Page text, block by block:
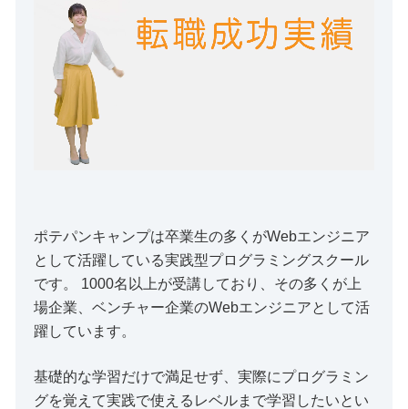
ポテパンキャンプは卒業生の多くがWebエンジニア
として活躍している実践型プログラミングスクール
です。 1000名以上が受講しており、その多くが上
場企業、ベンチャー企業のWebエンジニアとして活
躍しています。
基礎的な学習だけで満足せず、実際にプログラミン
グを覚えて実践で使えるレベルまで学習したいとい